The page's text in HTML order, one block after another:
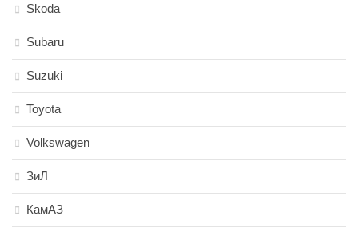
Skoda
Subaru
Suzuki
Toyota
Volkswagen
ЗиЛ
КамАЗ